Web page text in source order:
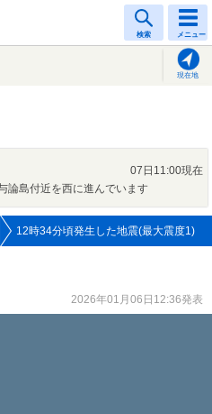
検索 メニュー
現在地
07日11:00現在
論島付近を西に進んでいます
12時34分頃発生した地震(最大震度1)
2026年01月06日12:36発表